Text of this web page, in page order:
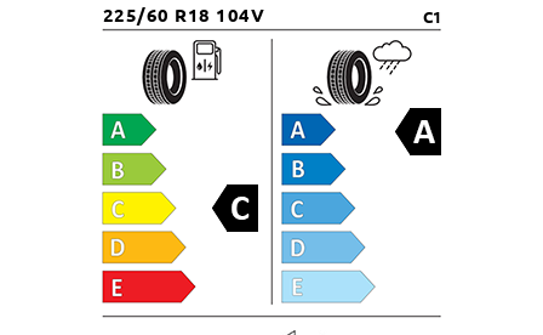
225/60 R18 104V C1